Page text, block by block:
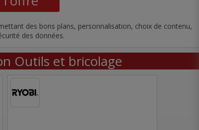
des bons plans, personnalisation, choix de contenu,
des données.
Outils et bricolage